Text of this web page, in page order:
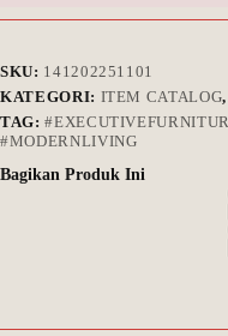
SKU: 141202251101
KATEGORI: ITEM CATALOG,
TAG:
#MODERNLIVING
Bagikan Produk Ini